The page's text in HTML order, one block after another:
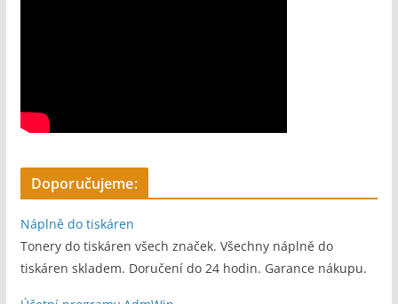
Doporučujeme:
Náplně do tiskáren
Tonery do tiskáren všech značek. Všechny náplně do
tiskáren skladem. Doručení do 24 hodin. Garance nákupu.